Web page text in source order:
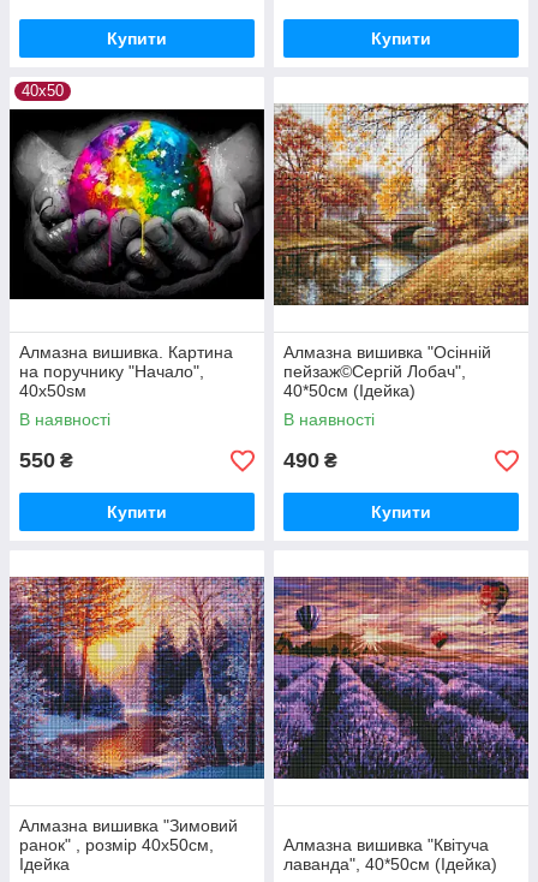
Купити Купити
40х50
Алмазна вишивка. Картина
на поручнику "Начало",
40x50sм
В наявності
550 ₴
Купити
Алмазна вишивка "Осінній
пейзаж©Сергій Лобач",
40*50см (Ідейка)
В наявності
490 ₴
Купити
Алмазна вишивка "Зимовий
ранок" , розмір 40х50см,
Ідейка
Алмазна вишивка "Квітуча
лаванда", 40*50см (Ідейка)